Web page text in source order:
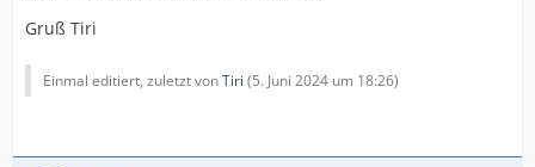
Gruß Tiri
Einmal editiert, zuletzt vonTiri (5. Juni 2024 um 18:26)